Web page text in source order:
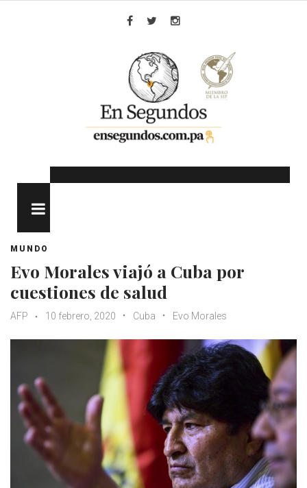
MUNDO
Evo Morales viajó a Cuba por
cuestiones de salud
AFP 10 febrero, 2020 Cuba Evo Morales